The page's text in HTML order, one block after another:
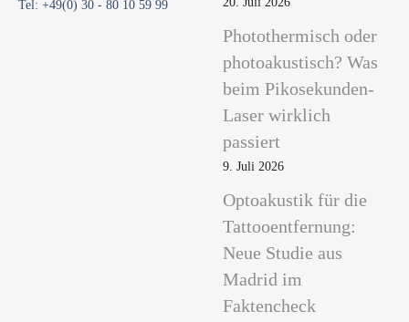
Tel: +49(0) 30 - 80 10 59 99
Photothermisch oder
photoakustisch? Was
beim Pikosekunden-
Laser wirklich
passiert
9. Juli 2026
Optoakustik für die
Tattooentfernung:
Neue Studie aus
Madrid im
Faktencheck